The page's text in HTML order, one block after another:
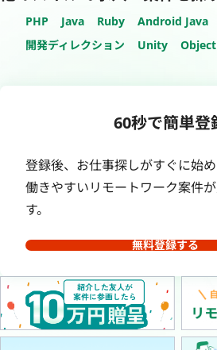
PHP Java Ruby Android Java
開発ディレクション
Unity
60秒で簡単登
登録後、お仕事探しがすぐに始め
働きやすいリモートワーク案件
す。
無料登録する